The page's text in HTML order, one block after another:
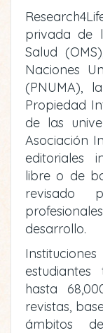
privada de
Salud
Naciones
(PNUMA),
Propiedad
de las
Asociación
editoriales
libre o de
revisado
desarrollo.
hasta
revistas,
ámbitos